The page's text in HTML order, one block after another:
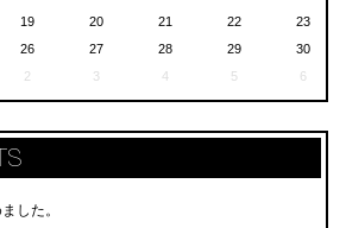
19 20 21 22
23
26 27 28 29
30
2 3 4 5 6
した。